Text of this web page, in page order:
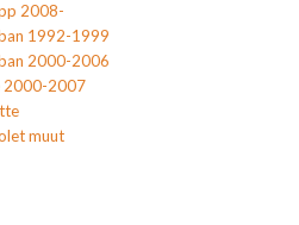
2008-
1992-1999
2000-2006
2000-2007
muut